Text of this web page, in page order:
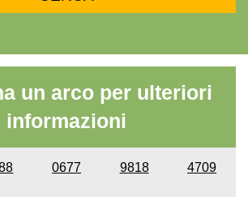
un arco per ulteriori
informazioni
0677 9818 4709